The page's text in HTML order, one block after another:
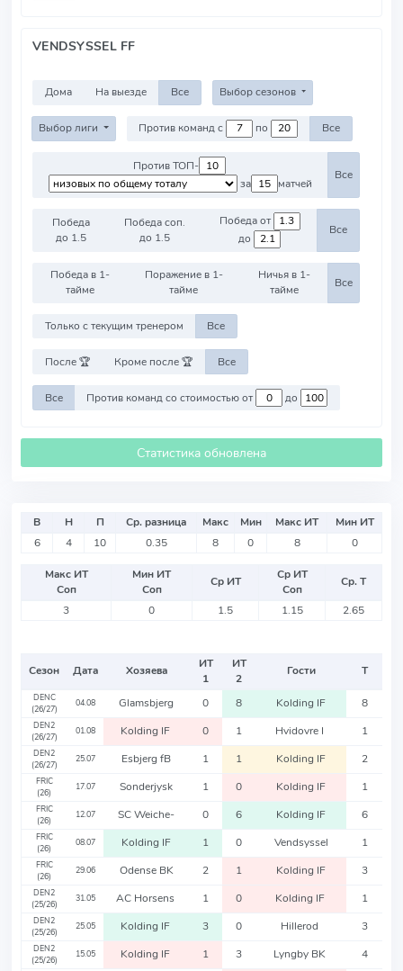
VENDSYSSEL FF
Дома На выезде Все Выбор сезонов
Выбор лиги Против команд с по Все
Против ТОП-
за
матчей
Все
Победа
до 1.5
Победа соп.
до 1.5
Победа от
до
Все
Победа в 1-
тайме
Поражение в 1-
тайме
Ничья в 1-
тайме
Все
Только с текущим тренером Все
После 🏆 Кроме после 🏆 Все
Все Против команд со стоимостью от до
Статистика обновлена
В Н П Ср. разница Макс Мин Макс ИТ
Мин ИТ
6
4 10 0.35 8 0 8 0
Макс ИТ
Соп
Мин ИТ
Соп
Ср ИТ
Ср ИТ
Соп
Ср. Т
3
0 1.5 1.15 2.65
Сезон Дата Хозяева
ИТ
1
ИТ
2
Гости Т
DENC
(26/27)
04.08 Glamsbjerg 0 8 Kolding IF 8
DEN2
(26/27)
01.08 Kolding IF 0 1 Hvidovre I 1
DEN2
(26/27)
25.07 Esbjerg fB 1 1 Kolding IF 2
FRIC
(26)
17.07 Sonderjysk 1 0 Kolding IF 1
FRIC
(26)
12.07 SC Weiche- 0 6 Kolding IF 6
FRIC
(26)
08.07 Kolding IF 1 0 Vendsyssel 1
FRIC
(26)
29.06 Odense BK 2 1 Kolding IF 3
DEN2
(25/26)
31.05 AC Horsens 1 0 Kolding IF 1
DEN2
(25/26)
25.05 Kolding IF 3 0 Hillerod 3
DEN2
(25/26)
15.05 Kolding IF 1 3 Lyngby BK 4